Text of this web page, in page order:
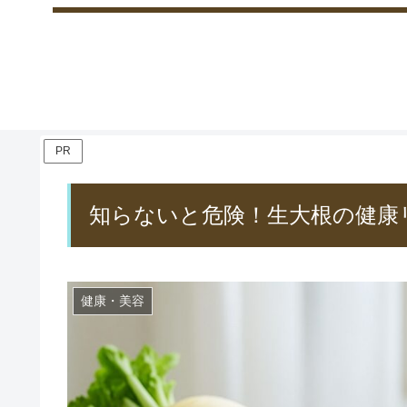
PR
知らないと危険！生大根の健康
健康・美容